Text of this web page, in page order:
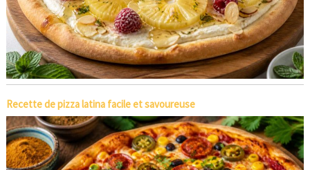
Recette de pizza latina facile et savoureuse